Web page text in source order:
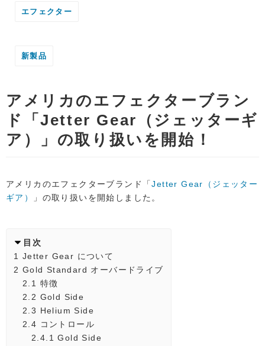
エフェクター
新製品
アメリカのエフェクターブラン
ド「Jetter Gear（ジェッターギ
ア）」の取り扱いを開始！
アメリカのエフェクターブランド「Jetter Gear（ジェッター
ギア）
」の取り扱いを開始しました。
目次
1 Jetter Gear について
2 Gold Standard オーバードライブ
2.1 特徴
2.2 Gold Side
2.3 Helium Side
2.4 コントロール
2.4.1Gold Side